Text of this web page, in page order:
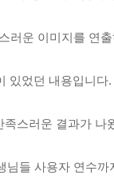
러운 이미지를 연
있었던 내용입니다.
스러운 결과가 나
들 사용자 연수